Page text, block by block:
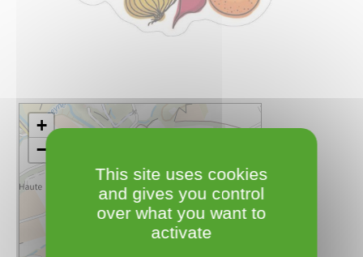
+
−
This site uses cookies
and gives you control
over what you want to
activate